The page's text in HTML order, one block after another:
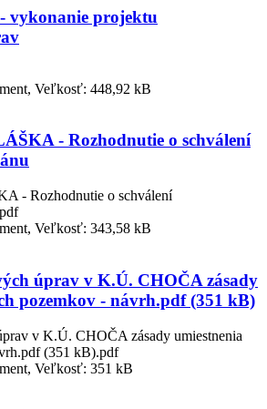
vykonanie projektu
Veľkosť: 448,92 kB
- Rozhodnutie o schválení
- Rozhodnutie o schválení
Veľkosť: 343,58 kB
úprav v K.Ú. CHOČA zásady
pozemkov - návrh.pdf (351 kB)
v K.Ú. CHOČA zásady umiestnenia
(351 kB).pdf
Veľkosť: 351 kB